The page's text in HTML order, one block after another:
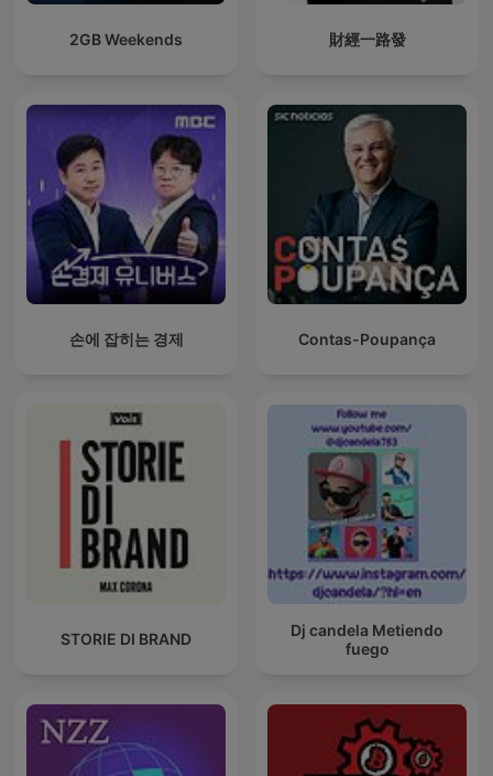
2GB Weekends 財經一路發
손에 잡히는 경제 Contas-Poupança
STORIE DI BRAND
Dj candela Metiendo
fuego